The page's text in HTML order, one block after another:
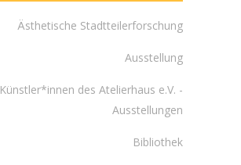
Ästhetische Stadtteilerforschung
Ausstellung
Künstler*innen des Atelierhaus e.V. -
Ausstellungen
Bibliothek